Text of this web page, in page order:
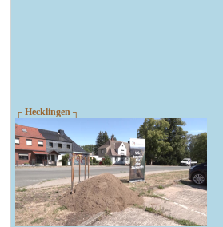
┌ Hecklingen ┐